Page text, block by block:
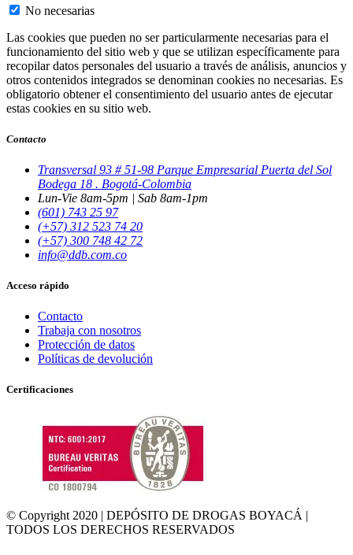
No necesarias
Las cookies que pueden no ser particularmente necesarias para el
funcionamiento del sitio web y que se utilizan específicamente para
recopilar datos personales del usuario a través de análisis, anuncios y
otros contenidos integrados se denominan cookies no necesarias. Es
obligatorio obtener el consentimiento del usuario antes de ejecutar
estas cookies en su sitio web.
Contacto
Transversal 93 # 51-98 Parque Empresarial Puerta del Sol
Bodega 18 . Bogotá-Colombia
Lun-Vie 8am-5pm | Sab 8am-1pm
(601) 743 25 97
(+57) 312 523 74 20
(+57) 300 748 42 72
info@ddb.com.co
Acceso rápido
Contacto
Trabaja con nosotros
Protección de datos
Políticas de devolución
Certificaciones
© Copyright 2020 | DEPÓSITO DE DROGAS BOYACÁ |
TODOS LOS DERECHOS RESERVADOS